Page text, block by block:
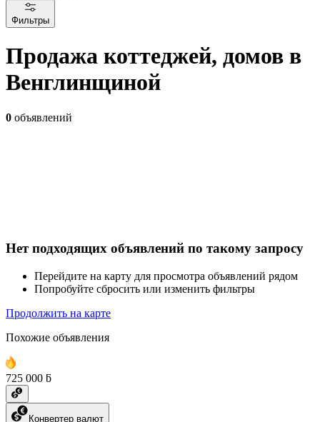
Фильтры
Продажа коттеджей, домов в
Венглинщиной
0 объявлений
Нет подходящих объявлений по такому запросу
Перейдите на карту для просмотра объявлений рядом
Попробуйте сбросить или изменить фильтры
Продолжить на карте
Похожие объявления
725 000 ƃ
Конвертер валют